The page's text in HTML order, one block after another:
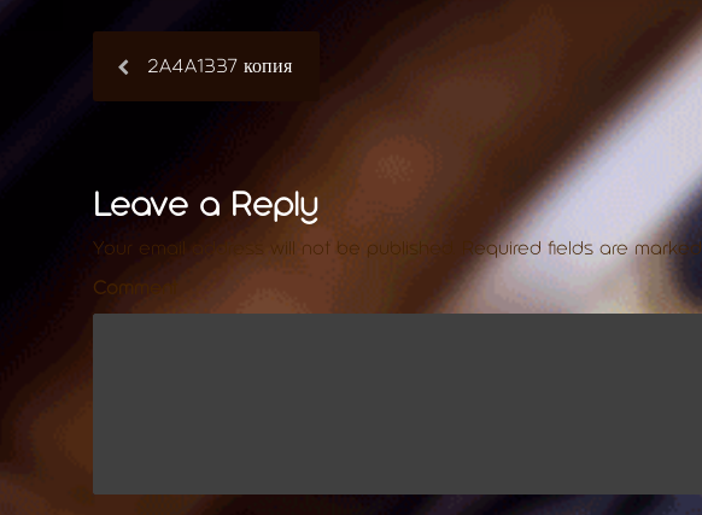
2A4A1337 копия
Leave a Reply
Your email address will not be published. Required fields are marked
Comment